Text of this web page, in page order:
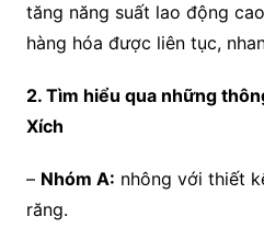
tăng năng suất lao động
hàng hóa được liên tục,
2. Tìm hiểu qua những
Xích
– Nhóm A: nhông với thiết
răng.